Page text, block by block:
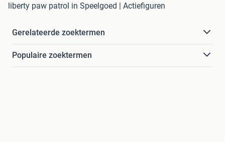
liberty paw patrol in Speelgoed | Actiefiguren
Gerelateerde zoektermen
Populaire zoektermen